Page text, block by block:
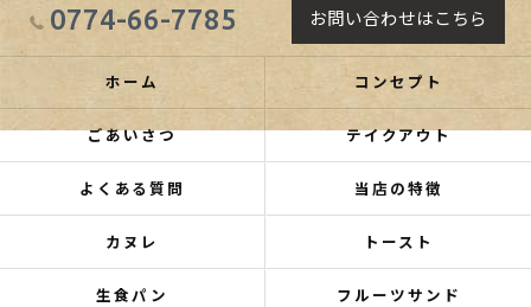
0774-66-7785 お問い合わせはこちら
ホーム コンセプト
ごあいさつ テイクアウト
よくある質問 当店の特徴
カヌレ トースト
生食パン フルーツサンド